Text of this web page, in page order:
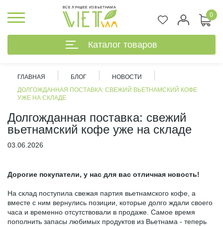
ВСЕ ЛУЧШЕЕ ИЗ ВЬЕТНАМА
0
Каталог товаров
%
ГЛАВНАЯ БЛОГ
НОВОСТИ
ДОЛГОЖДАННАЯ ПОСТАВКА: СВЕЖИЙ ВЬЕТНАМСКИЙ КОФЕ
УЖЕ НА СКЛАДЕ
Долгожданная поставка: свежий
вьетнамский кофе уже на складе
03.06.2026
Дорогие покупатели, у нас для вас отличная новость!
На склад поступила свежая партия вьетнамского кофе, а
вместе с ним вернулись позиции, которые долго ждали своего
часа и временно отсутствовали в продаже. Самое время
пополнить запасы любимых продуктов из Вьетнама - теперь